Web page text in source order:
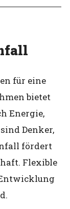
für eine
bietet
Energie,
Denker,
fördert
Flexible